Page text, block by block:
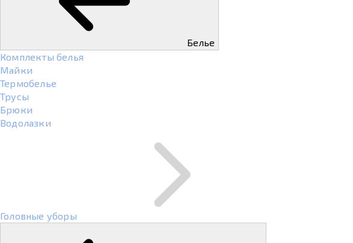
Белье
Комплекты белья
Майки
Термобелье
Трусы
Брюки
Водолазки
Головные уборы